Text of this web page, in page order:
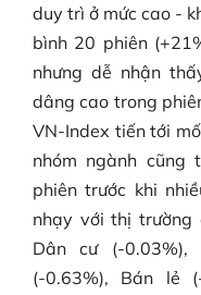
duy trì ở mức cao -
bình 20 phiên
nhưng dễ nhận
dâng cao trong
VN-Index tiến tới
nhóm ngành cũng
phiên trước khi
nhạy với thị trường
Dân cư (-0.03%),
(-0.63%), Bán lẻ